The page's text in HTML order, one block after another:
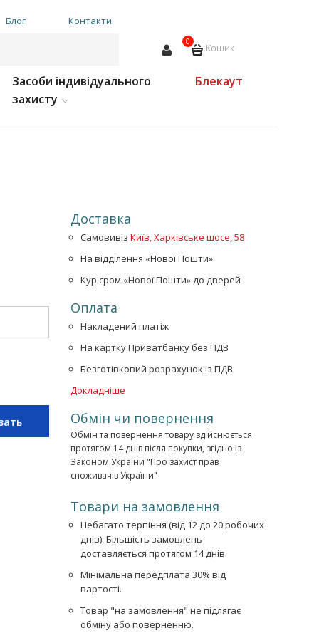
Блог Контакти
0 Кошик
Засоби індивідуального
захисту
Блекаут
Доставка
Самовивіз Київ, Харківське шосе, 58
На відділення «Нової Пошти»
Кур'єром «Нової Пошти» до дверей
Оплата
Накладений платіж
На картку Приватбанку без ПДВ
Безготівковий розрахунок із ПДВ
Докладніше
Обмін чи повернення
Обмін та повернення товару здійснюється
протягом 14 днів після покупки, згідно із
Законом України "Про захист прав
споживачів України"
Товари на замовлення
Небагато терпіння (від 12 до 20 робочих
днів). Більшість замовлень
доставляється протягом 14 днів.
Мінімальна передплата 30% від
вартості.
Товар "на замовлення" не підлягає
обміну або поверненню.